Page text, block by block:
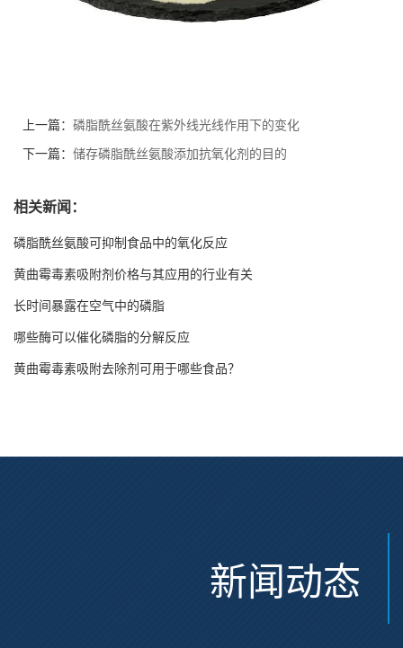
上一篇： 磷脂酰丝氨酸在紫外线光线作用下的变化
下一篇： 储存磷脂酰丝氨酸添加抗氧化剂的目的
相关新闻：
磷脂酰丝氨酸可抑制食品中的氧化反应
黄曲霉毒素吸附剂价格与其应用的行业有关
长时间暴露在空气中的磷脂
哪些酶可以催化磷脂的分解反应
黄曲霉毒素吸附去除剂可用于哪些食品？
新闻动态